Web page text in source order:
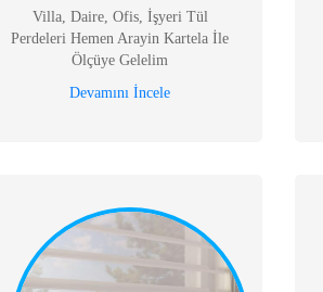
Villa, Daire, Ofis, İşyeri Tül
Perdeleri Hemen Arayin Kartela İle
Ölçüye Gelelim
Devamını İncele